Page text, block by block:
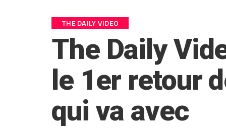
THE DAILY VIDEO
The Daily
le 1er retour
qui va avec